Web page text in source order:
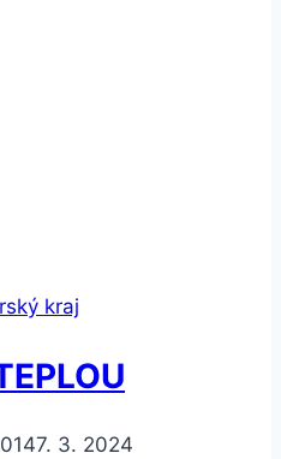
kraj
7. 3. 2024